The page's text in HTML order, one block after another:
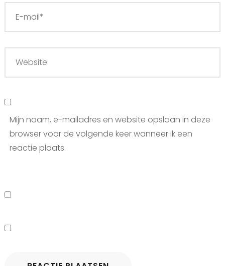
Mijn naam, e-mailadres en website opslaan in deze
browser voor de volgende keer wanneer ik een
reactie plaats.